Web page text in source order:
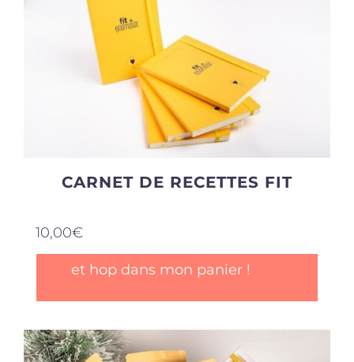
CARNET DE RECETTES FIT
10,00€
et hop dans mon panier !